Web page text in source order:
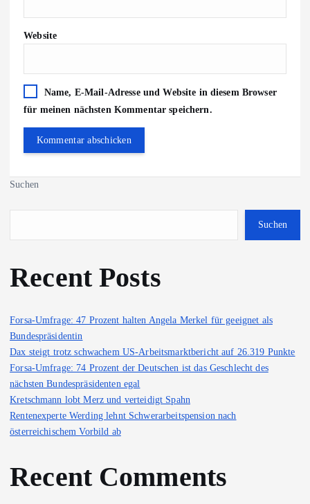
Website
Name, E-Mail-Adresse und Website in diesem Browser
für meinen nächsten Kommentar speichern.
Suchen
Suchen
Recent Posts
Forsa-Umfrage: 47 Prozent halten Angela Merkel für geeignet als
Bundespräsidentin
Dax steigt trotz schwachem US-Arbeitsmarktbericht auf 26.319 Punkte
Forsa-Umfrage: 74 Prozent der Deutschen ist das Geschlecht des
nächsten Bundespräsidenten egal
Kretschmann lobt Merz und verteidigt Spahn
Rentenexperte Werding lehnt Schwerarbeitspension nach
österreichischem Vorbild ab
Recent Comments